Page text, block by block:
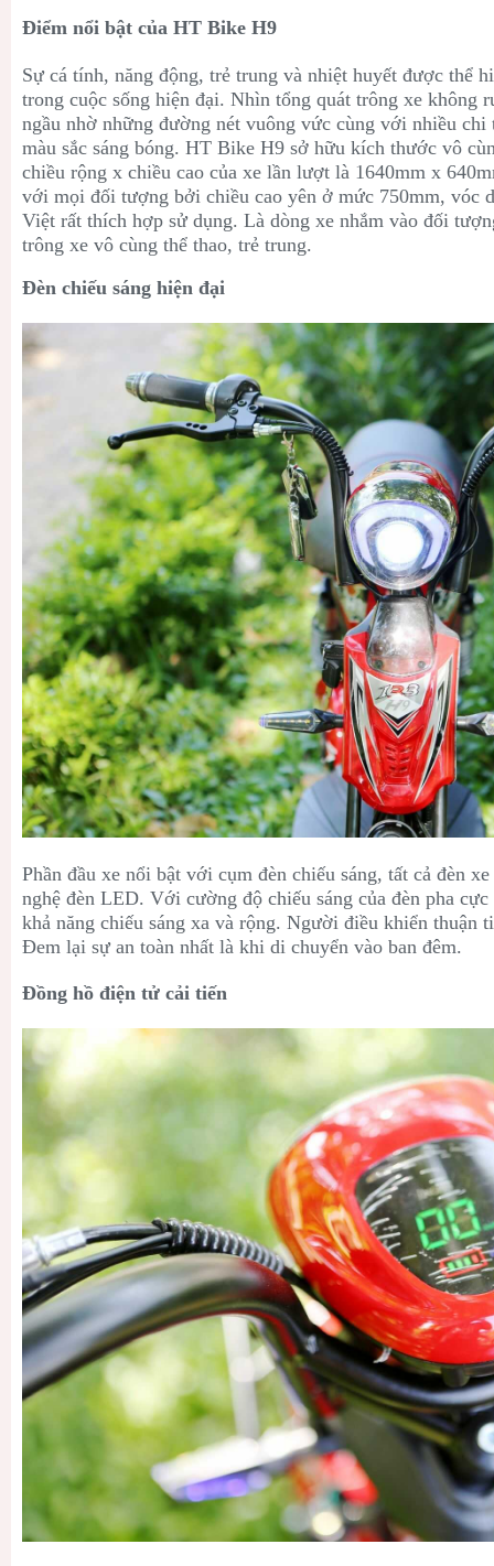
Điểm nổi bật của HT Bike H9
Sự cá tính, năng động, trẻ trung và nhiệt huyết được thể
trong cuộc sống hiện đại. Nhìn tổng quát trông xe không
ngầu nhờ những đường nét vuông vức cùng với nhiều chi
màu sắc sáng bóng. HT Bike H9 sở hữu kích thước vô
chiều rộng x chiều cao của xe lần lượt là 1640mm x
với mọi đối tượng bởi chiều cao yên ở mức 750mm, vóc
Việt rất thích hợp sử dụng. Là dòng xe nhắm vào đối
trông xe vô cùng thể thao, trẻ trung.
Đèn chiếu sáng hiện đại
Phần đầu xe nổi bật với cụm đèn chiếu sáng, tất cả đèn
nghệ đèn LED. Với cường độ chiếu sáng của đèn pha
khả năng chiếu sáng xa và rộng. Người điều khiển thuận
Đem lại sự an toàn nhất là khi di chuyển vào ban đêm.
Đồng hồ điện tử cải tiến